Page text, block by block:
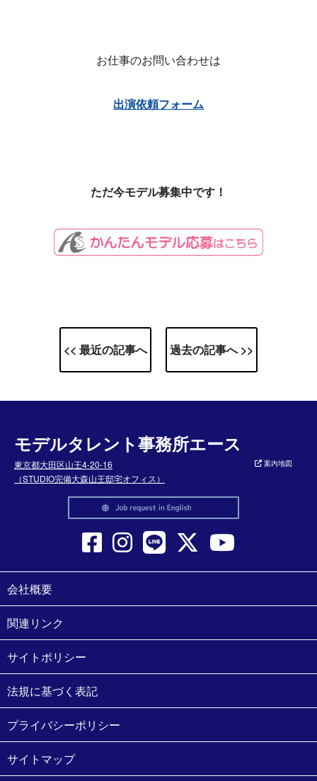
お仕事のお問い合わせは
出演依頼フォーム
ただ今モデル募集中です！
<< 最近の記事へ 過去の記事へ >>
モデルタレント事務所エース
東京都大田区山王4-20-16
（STUDIO完備大森山王邸宅オフィス）
案内地図
会社概要
関連リンク
サイトポリシー
法規に基づく表記
プライバシーポリシー
サイトマップ